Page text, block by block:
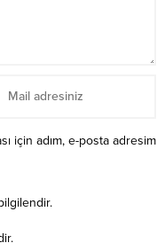
için adım, e-posta adresim